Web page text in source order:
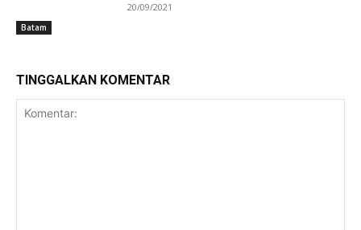
Batam
20/09/2021
TINGGALKAN KOMENTAR